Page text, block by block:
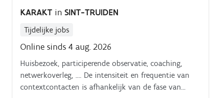
KARAKT in SINT-TRUIDEN
Tijdelijke jobs
Online sinds 4 aug. 2026
Huisbezoek, participerende observatie, coaching,
netwerkoverleg, …. De intensiteit en frequentie van
contextcontacten is afhankelijk van de fase van